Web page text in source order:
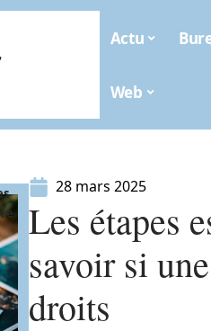
Actu
Web
28 mars 2025
Les étapes
savoir si
droits